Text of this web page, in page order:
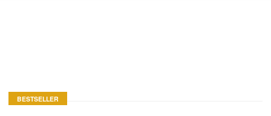
BESTSELLER